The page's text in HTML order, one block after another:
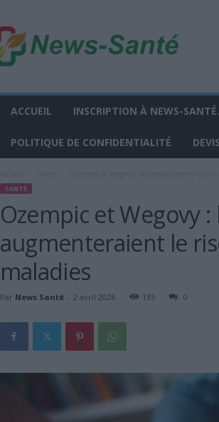
ACCUEIL INSCRIPTION À NEWS-
POLITIQUE DE CONFIDENTIALITÉ
SANTÉ
Ozempic et Wegovy
augmenteraient le
maladies
Par News Santé- 2 avril 2026 135 0